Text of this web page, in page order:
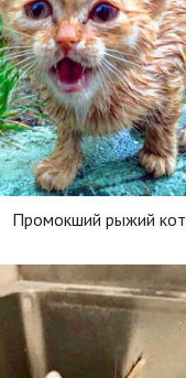
Промокший рыжий кот